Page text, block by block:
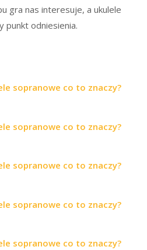
gra nas interesuje, a ukulele
punkt odniesienia.
sopranowe co to znaczy?
sopranowe co to znaczy?
sopranowe co to znaczy?
sopranowe co to znaczy?
sopranowe co to znaczy?